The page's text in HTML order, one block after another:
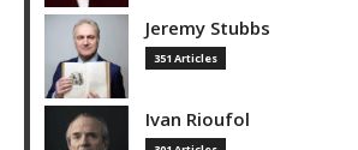
Jeremy Stubbs
351 Articles
Ivan Rioufol